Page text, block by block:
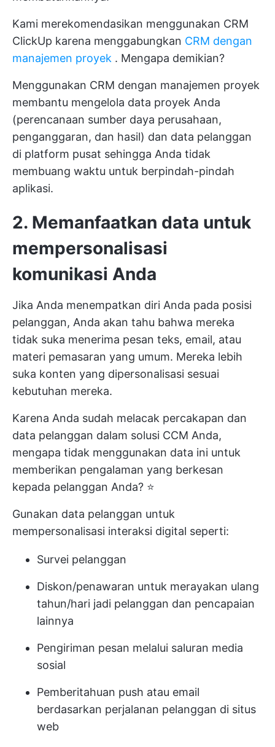
Kami merekomendasikan menggunakan CRM
ClickUp karena menggabungkan CRM dengan
manajemen proyek . Mengapa demikian?
Menggunakan CRM dengan manajemen proyek
membantu mengelola data proyek Anda
(perencanaan sumber daya perusahaan,
penganggaran, dan hasil) dan data pelanggan
di platform pusat sehingga Anda tidak
membuang waktu untuk berpindah-pindah
aplikasi.
2. Memanfaatkan data untuk
mempersonalisasi
komunikasi Anda
Jika Anda menempatkan diri Anda pada posisi
pelanggan, Anda akan tahu bahwa mereka
tidak suka menerima pesan teks, email, atau
materi pemasaran yang umum. Mereka lebih
suka konten yang dipersonalisasi sesuai
kebutuhan mereka.
Karena Anda sudah melacak percakapan dan
data pelanggan dalam solusi CCM Anda,
mengapa tidak menggunakan data ini untuk
memberikan pengalaman yang berkesan
kepada pelanggan Anda? ⭐
Gunakan data pelanggan untuk
mempersonalisasi interaksi digital seperti:
Survei pelanggan
Diskon/penawaran untuk merayakan ulang
tahun/hari jadi pelanggan dan pencapaian
lainnya
Pengiriman pesan melalui saluran media
sosial
Pemberitahuan push atau email
berdasarkan perjalanan pelanggan di situs
web